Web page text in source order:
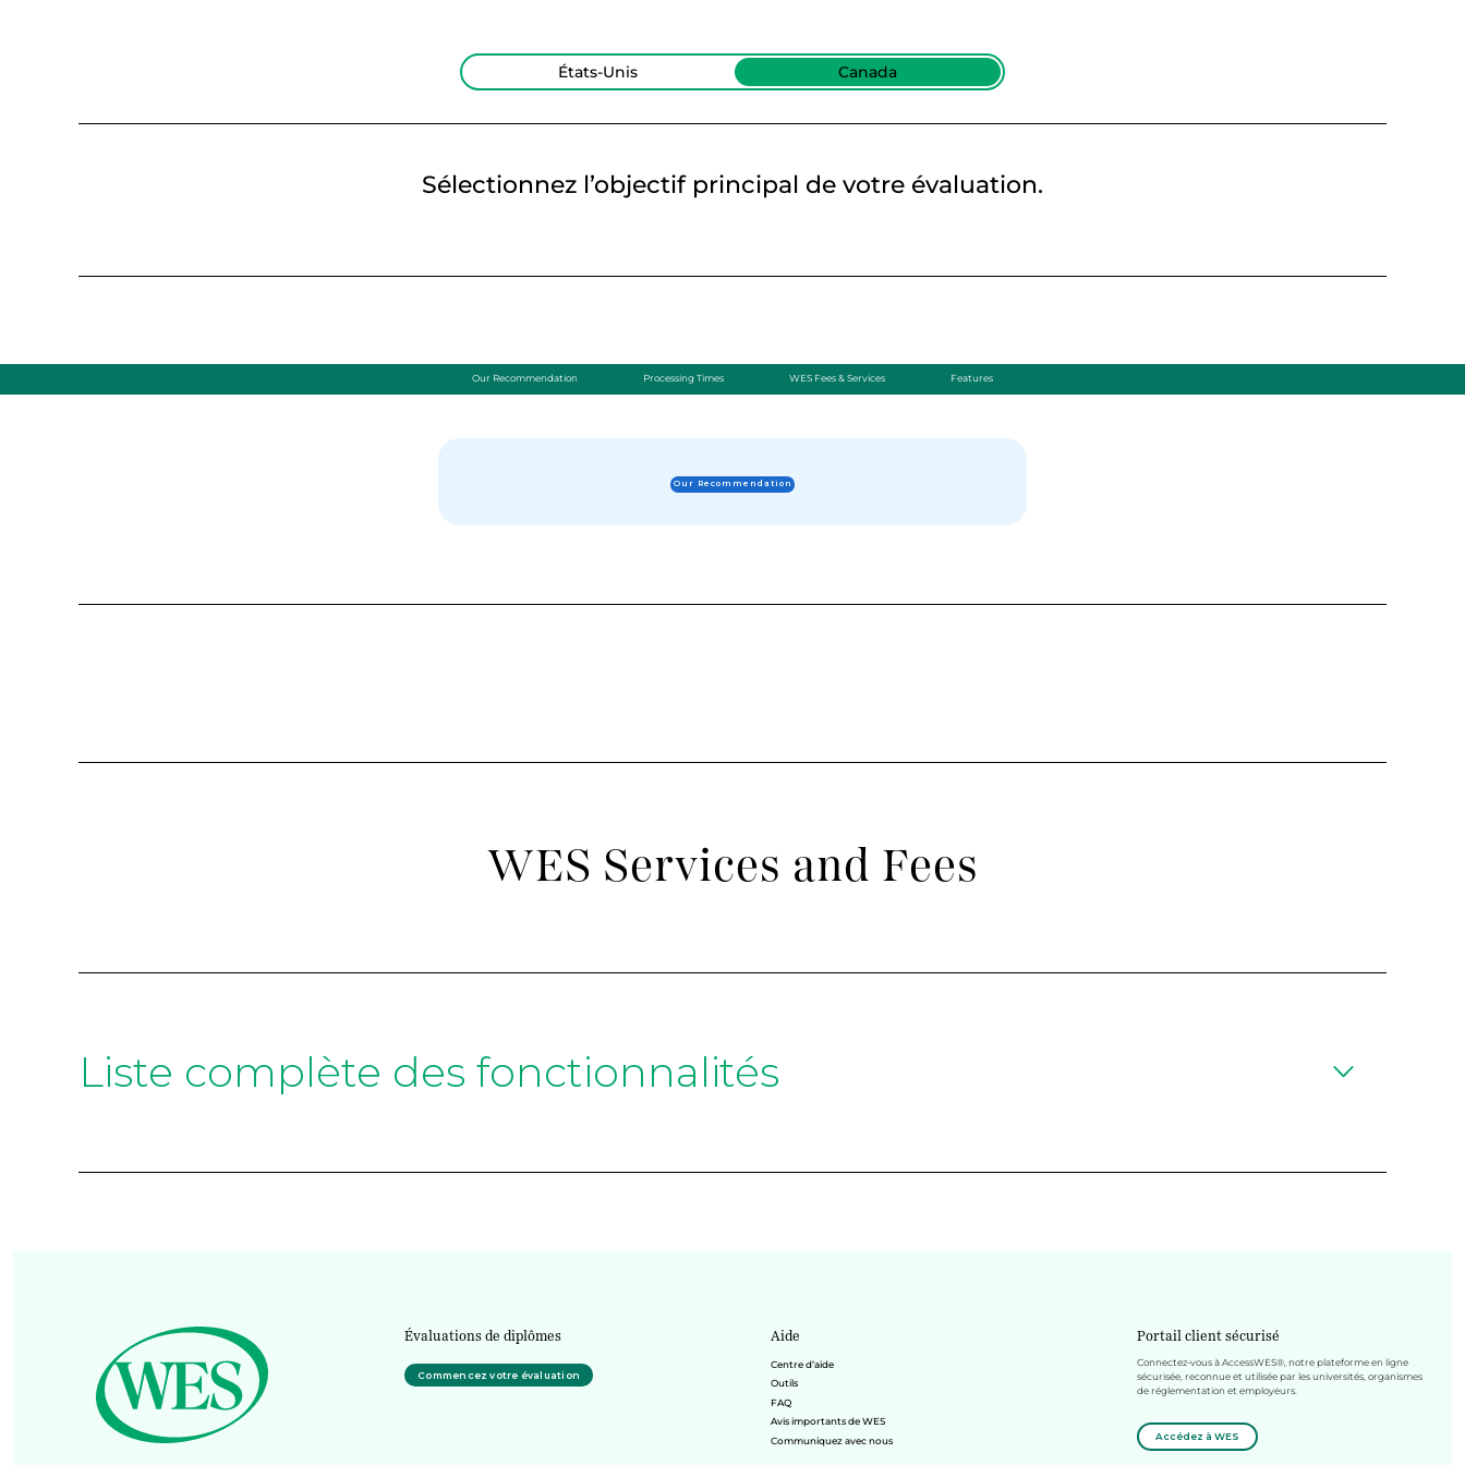
États-Unis Canada
Sélectionnez l’objectif principal de votre évaluation.
Our Recommendation Processing Times WES Fees & Services Features
Our Recommendation
WES Services and Fees
Liste complète des fonctionnalités
Évaluations de diplômes
Commencez votre évaluation
Aide
Centre d’aide
Outils
FAQ
Avis importants de WES
Communiquez avec nous
Portail client sécurisé
Connectez-vous à AccessWES®, notre plateforme en ligne
sécurisée, reconnue et utilisée par les universités, organismes
de réglementation et employeurs.
Accédez à WES